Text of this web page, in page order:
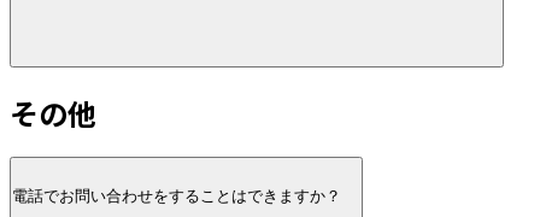
その他
電話でお問い合わせをすることはできますか？